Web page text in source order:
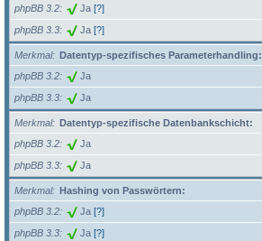
phpBB 3.2
Ja [?]
phpBB 3.3 Ja [?]
Merkmal
Datentyp-spezifisches Parameterhandling:
phpBB 3.2
Ja
phpBB 3.3 Ja
Merkmal
Datentyp-spezifische Datenbankschicht:
phpBB 3.2
Ja
phpBB 3.3 Ja
Merkmal
Hashing von Passwörtern:
phpBB 3.2
Ja [?]
phpBB 3.3 Ja [?]